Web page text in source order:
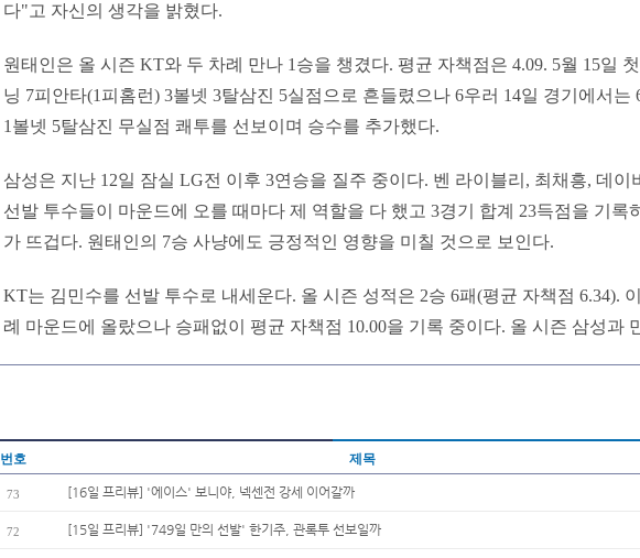
다"고 자신의 생각을 밝혔다.
원태인은 올 시즌 KT와 두 차례 만나 1승을 챙겼다. 평균 자책점은 4.09. 5월 15일 첫
닝 7피안타(1피홈런) 3볼넷 3탈삼진 5실점으로 흔들렸으나 6우러 14일 경기에서는
1볼넷 5탈삼진 무실점 쾌투를 선보이며 승수를 추가했다.
삼성은 지난 12일 잠실 LG전 이후 3연승을 질주 중이다. 벤 라이블리, 최채흥, 데이
선발 투수들이 마운드에 오를 때마다 제 역할을 다 했고 3경기 합계 23득점을 기록
가 뜨겁다. 원태인의 7승 사냥에도 긍정적인 영향을 미칠 것으로 보인다.
KT는 김민수를 선발 투수로 내세운다. 올 시즌 성적은 2승 6패(평균 자책점 6.34).
례 마운드에 올랐으나 승패없이 평균 자책점 10.00을 기록 중이다. 올 시즌 삼성과
번호 제목
73 [16일 프리뷰] '에이스' 보니야, 넥센전 강세 이어갈까
72 [15일 프리뷰] '749일 만의 선발' 한기주, 관록투 선보일까